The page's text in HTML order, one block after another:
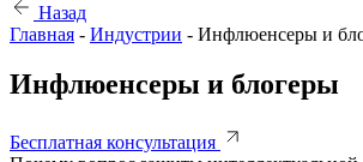
Назад
Главная - Индустрии - Инфлюенсеры и
Инфлюенсеры и блогеры
Бесплатная консультация